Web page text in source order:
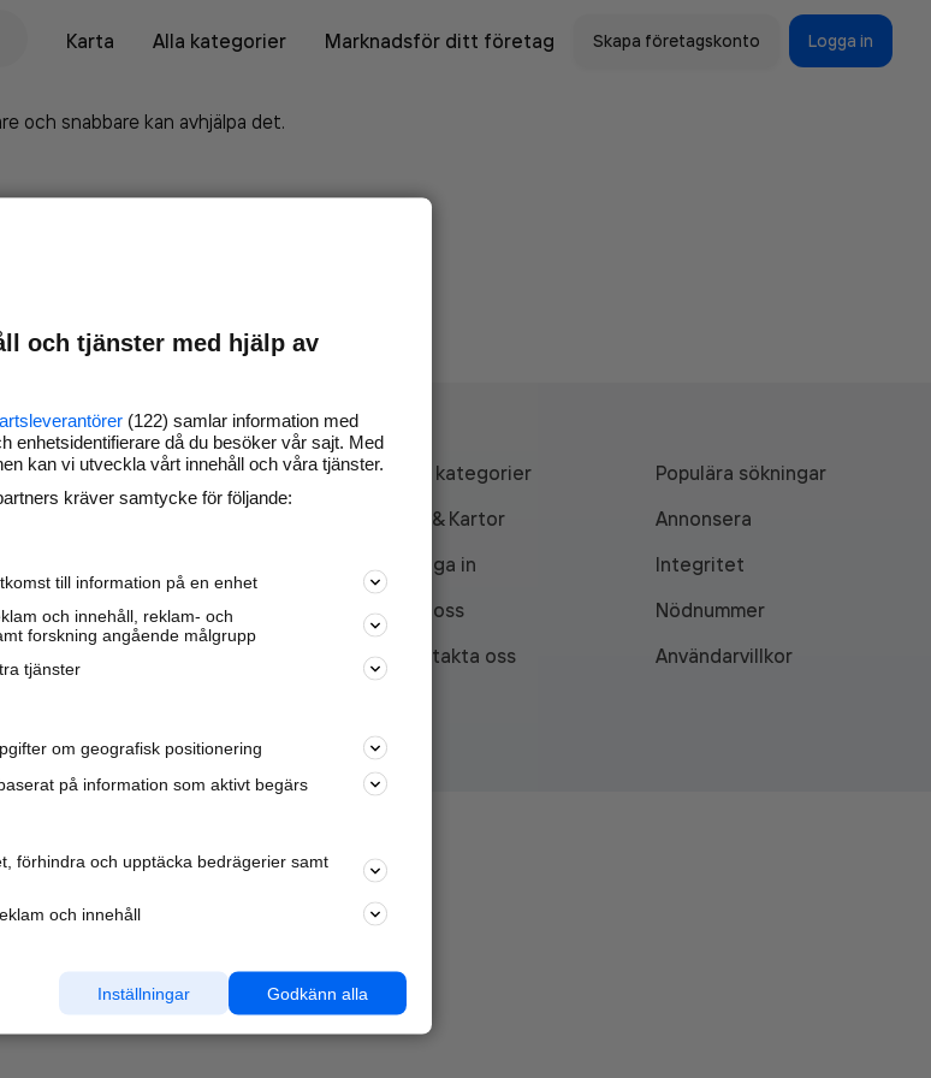
Karta
Alla kategorier Marknadsför ditt företag Skapa företagskonto Logga in
och snabbare kan avhjälpa det.
Marknadsför företaget på
nya kunder och
samarbetspartners nära dig.
Läs mer här
Alla kategorier
Populära sökningar
API & Kartor
Annonsera
Logga in
Integritet
Om oss
Nödnummer
Kontakta oss
Användarvillkor
och tjänster med hjälp av
(122) samlar information med
enhetsidentifierare då du besöker vår sajt. Med
kan vi utveckla vårt innehåll och våra tjänster.
kräver samtycke för följande:
till information på en enhet
och innehåll, reklam- och
forskning angående målgrupp
tjänster
om geografisk positionering
på information som aktivt begärs
förhindra och upptäcka bedrägerier samt
och innehåll
Godkänn alla
Inställningar